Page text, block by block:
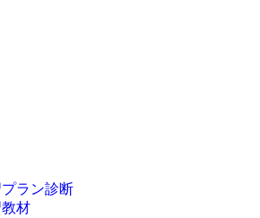
ラン診断
材